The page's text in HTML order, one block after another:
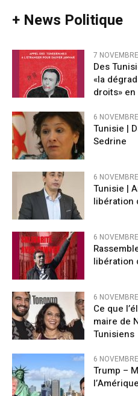
+ News Politique
7
Des
«la
droits»
6
Tunisie |
Sedrine
6
Tunisie |
libération
6
libération
6
Ce que
maire de
Tunisiens
6
Trump –